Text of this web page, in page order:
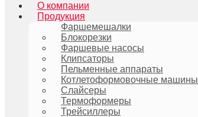
О компании
Продукция
Фаршемешалки
Блокорезки
Фаршевые насосы
Клипсаторы
Пельменные аппараты
Котлетоформовочные машины
Слайсеры
Термоформеры
Трейсиллеры